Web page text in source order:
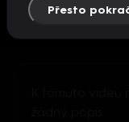
Přesto